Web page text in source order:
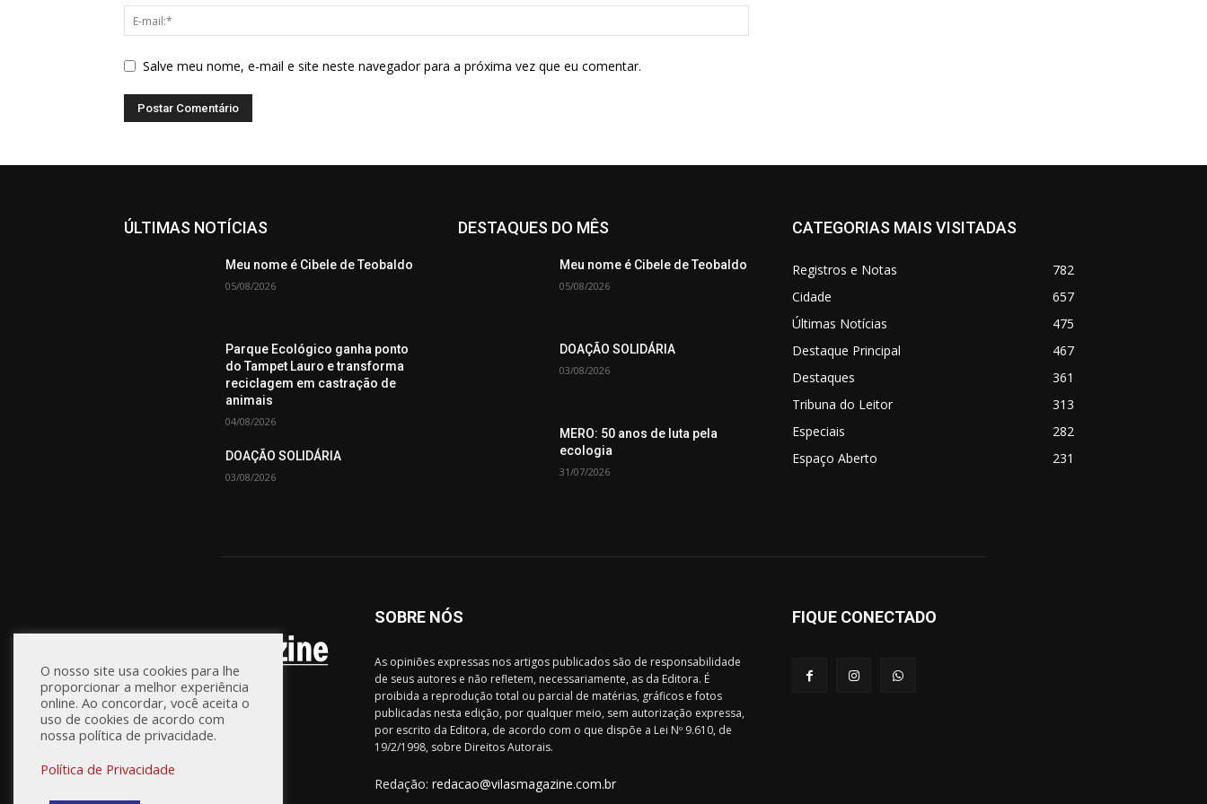
Salve meu nome, e-mail e site neste navegador para a próxima vez que eu comentar.
ÚLTIMAS NOTÍCIAS
Meu nome é Cibele de Teobaldo
05/08/2026
Parque Ecológico ganha ponto
do Tampet Lauro e transforma
reciclagem em castração de
animais
04/08/2026
DOAÇÃO SOLIDÁRIA
03/08/2026
DESTAQUES DO MÊS
Meu nome é Cibele de Teobaldo
05/08/2026
DOAÇÃO SOLIDÁRIA
03/08/2026
MERO: 50 anos de luta pela
ecologia
31/07/2026
CATEGORIAS MAIS VISITADAS
Registros e Notas
782
Cidade
657
Últimas Notícias
475
Destaque Principal
467
Destaques
361
Tribuna do Leitor
313
Especiais
282
Espaço Aberto
231
SOBRE NÓS
As opiniões expressas nos artigos publicados são de responsabilidade
de seus autores e não refletem, necessariamente, as da Editora. É
proibida a reprodução total ou parcial de matérias, gráficos e fotos
publicadas nesta edição, por qualquer meio, sem autorização expressa,
por escrito da Editora, de acordo com o que dispõe a Lei Nº 9.610, de
19/2/1998, sobre Direitos Autorais.
Redação: redacao@vilasmagazine.com.br
FIQUE CONECTADO
O nosso site usa cookies para lhe
proporcionar a melhor experiência
online. Ao concordar, você aceita o
uso de cookies de acordo com
nossa política de privacidade.
Política de Privacidade